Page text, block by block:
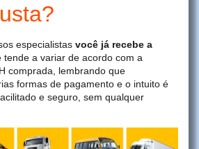
especialistas você já recebe a
tende a variar de acordo com a
comprada, lembrando que
formas de pagamento e o intuito é
e seguro, sem qualquer